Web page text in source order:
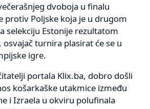
dvoboja u finalu
protiv Poljske koja je u drugom
selekciju Estonije rezultatom
turnira plasirat će se u
igre.
portala Klix.ba, dobro došli
košarkaške utakmice između
i Izraela u okviru polufinala